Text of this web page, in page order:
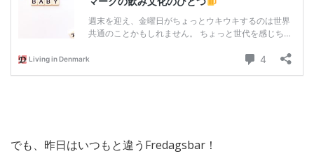
でも、昨日はいつもと違うFredagsbar！